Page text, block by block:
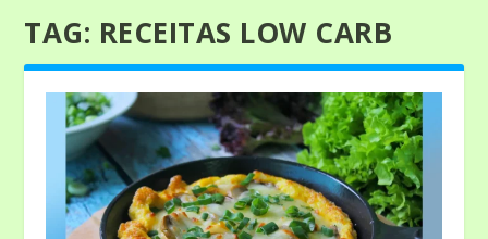
TAG: RECEITAS LOW CARB